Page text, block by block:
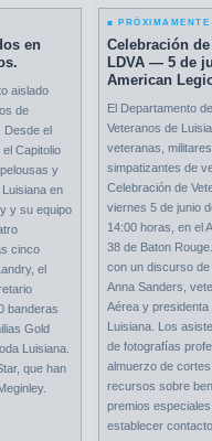
en
aislado
de
Desde el
Capitolio
y
en
y su equipo
cinco
el
banderas
Gold
Luisiana.
que han
■ PRÓXIMAMENTE
Celebración
LDVA — 5 de
American
El Departamento
Veteranos de
veteranas,
simpatizantes de
Celebración de
viernes 5 de junio
14:00 horas, en el
38 de Baton
con un discurso
Anna Sanders,
Aérea y presidenta
Luisiana. Los
de fotografías
almuerzo de
recursos sobre
premios
establecer